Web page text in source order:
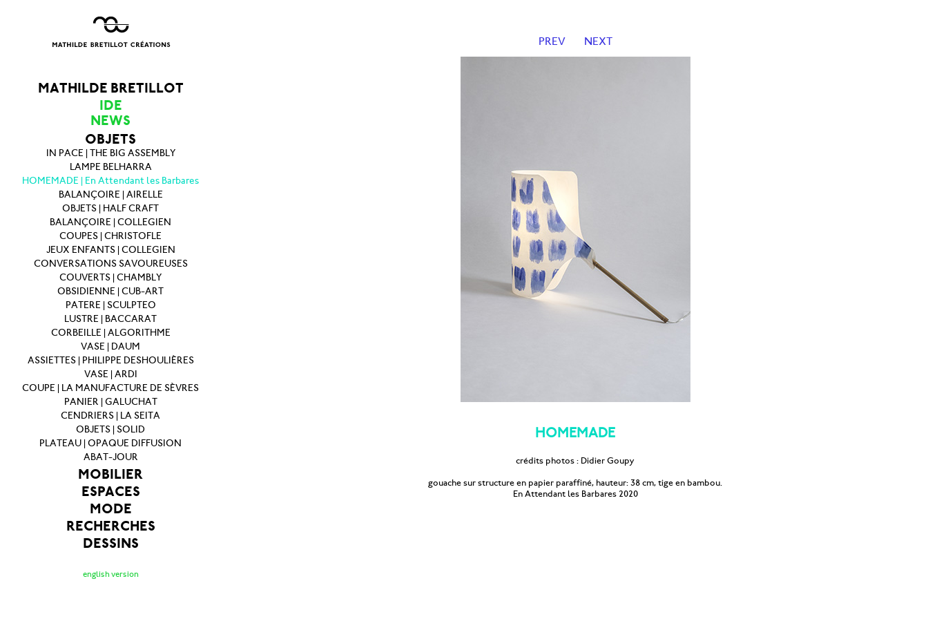
MATHILDE BRETILLOT
IDE
NEWS
OBJETS
IN PACE | THE BIG ASSEMBLY
LAMPE BELHARRA
HOMEMADE | En Attendant les Barbares
BALANÇOIRE | AIRELLE
OBJETS | HALF CRAFT
BALANÇOIRE | COLLEGIEN
COUPES | CHRISTOFLE
JEUX ENFANTS | COLLEGIEN
CONVERSATIONS SAVOUREUSES
COUVERTS | CHAMBLY
OBSIDIENNE | CUB-ART
PATERE | SCULPTEO
LUSTRE | BACCARAT
CORBEILLE | ALGORITHME
VASE | DAUM
ASSIETTES | PHILIPPE DESHOULIÈRES
VASE | ARDI
COUPE | LA MANUFACTURE DE SÈVRES
PANIER | GALUCHAT
CENDRIERS | LA SEITA
OBJETS | SOLID
PLATEAU | OPAQUE DIFFUSION
ABAT-JOUR
MOBILIER
ESPACES
MODE
RECHERCHES
DESSINS
english version
PREV NEXT
HOMEMADE
crédits photos : Didier Goupy
gouache sur structure en papier paraffiné, hauteur: 38 cm, tige en bambou.
En Attendant les Barbares 2020